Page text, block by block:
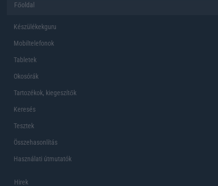
Főoldal
Készülékekguru
Mobiltelefonok
Tabletek
Okosórák
Tartozékok, kiegeszítők
Keresés
Tesztek
Összehasonlítás
Használati útmutatók
Hirek